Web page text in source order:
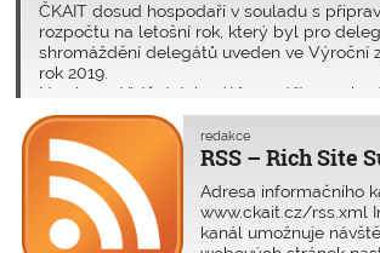
ČKAIT dosud hospodaří v souladu s
rozpočtu na letošní rok, který byl pro
shromáždění delegátů uveden ve Výroční
rok 2019.
Na shromáždění delegátů 12. září 2020
ČKAIT upřesněno především v tom, jak se
neuskutečněné odborné akce. K 31. květnu
poměrná část čerpání výdajů na hlavní
nižší než předpokládal návrh rozpočtu
RSS – Rich Site
redakce
Adresa informačního
www.ckait.cz/rss.xml
kanál umožnuje